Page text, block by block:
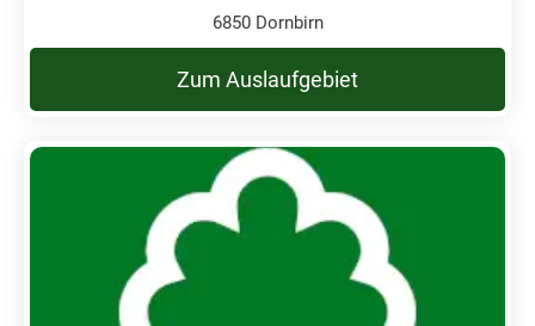
6850 Dornbirn
Zum Auslaufgebiet